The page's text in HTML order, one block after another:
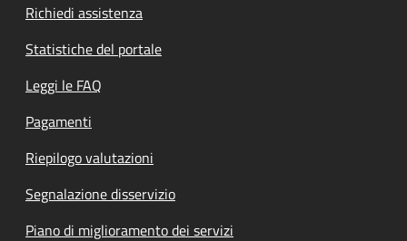
Richiedi assistenza
Statistiche del portale
Leggi le FAQ
Pagamenti
Riepilogo valutazioni
Segnalazione disservizio
Piano di miglioramento dei servizi